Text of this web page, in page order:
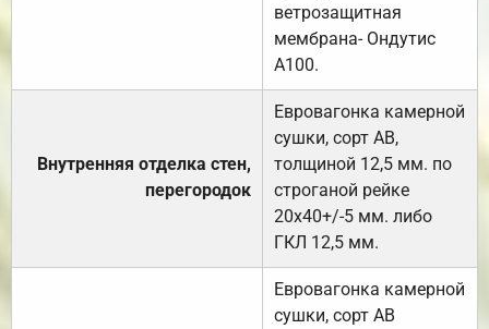
ветрозащитная
мембрана- Ондутис
А100.
Внутренняя отделка стен,
перегородок
Евровагонка камерной
сушки, сорт АВ,
толщиной 12,5 мм. по
строганой рейке
20х40+/-5 мм. либо
ГКЛ 12,5 мм.
Евровагонка камерной
сушки, сорт АВ